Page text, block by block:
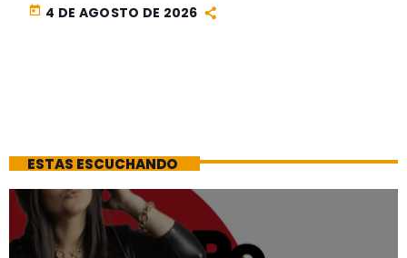
today 4 DE AGOSTO DE 2026
ESTAS ESCUCHANDO